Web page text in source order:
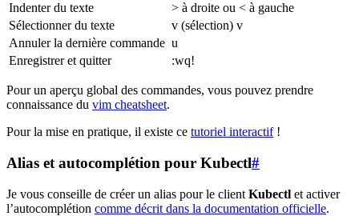
Indenter du texte
> à droite ou < à gauche
Sélectionner du texte
v (sélection) v
Annuler la dernière commande u
Enregistrer et quitter
:wq!
Pour un aperçu global des commandes, vous pouvez prendre
connaissance du vim cheatsheet.
Pour la mise en pratique, il existe ce tutoriel interactif!
Alias et autocomplétion pour Kubectl#
Je vous conseille de créer un alias pour le client Kubectl et activer
l’autocomplétion comme décrit dans la documentation officielle.